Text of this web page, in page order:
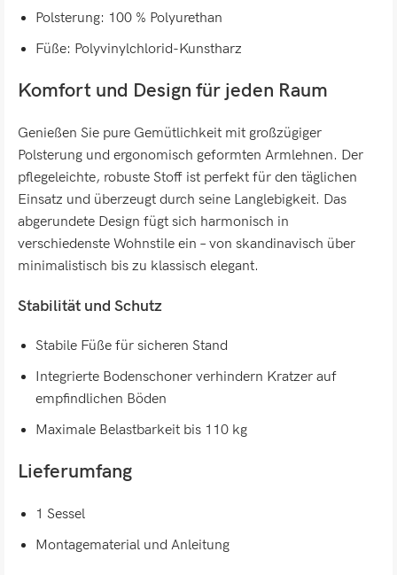
Polsterung: 100 % Polyurethan
Füße: Polyvinylchlorid-Kunstharz
Komfort und Design für jeden Raum
Genießen Sie pure Gemütlichkeit mit großzügiger
Polsterung und ergonomisch geformten Armlehnen. Der
pflegeleichte, robuste Stoff ist perfekt für den täglichen
Einsatz und überzeugt durch seine Langlebigkeit. Das
abgerundete Design fügt sich harmonisch in
verschiedenste Wohnstile ein – von skandinavisch über
minimalistisch bis zu klassisch elegant.
Stabilität und Schutz
Stabile Füße für sicheren Stand
Integrierte Bodenschoner verhindern Kratzer auf
empfindlichen Böden
Maximale Belastbarkeit bis 110 kg
Lieferumfang
1 Sessel
Montagematerial und Anleitung